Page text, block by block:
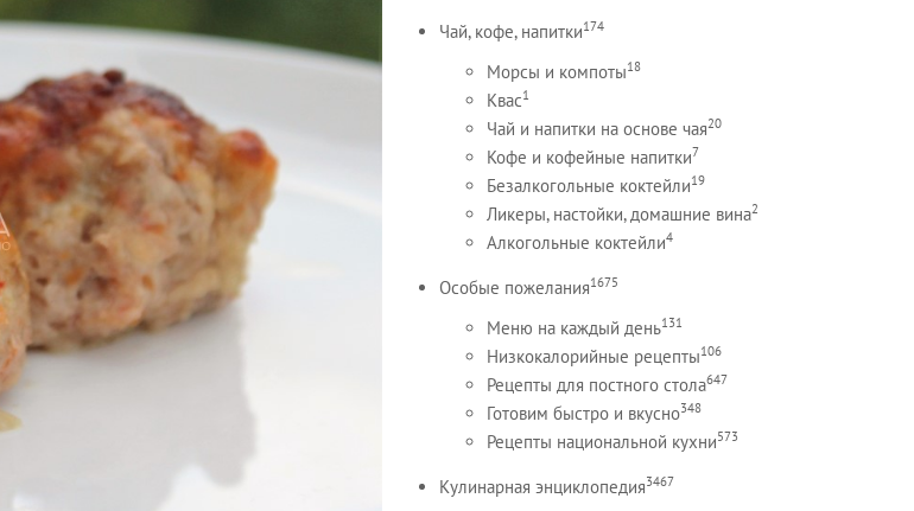
Чай, кофе, напитки174
Морсы и компоты18
Квас1
Чай и напитки на основе чая20
Кофе и кофейные напитки7
Безалкогольные коктейли19
Ликеры, настойки, домашние вина2
Алкогольные коктейли4
Особые пожелания1675
Меню на каждый день131
Низкокалорийные рецепты106
Рецепты для постного стола647
Готовим быстро и вкусно348
Рецепты национальной кухни573
Кулинарная энциклопедия3467